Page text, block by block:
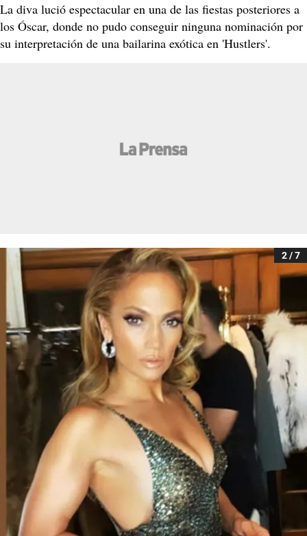
La diva lució espectacular en una de las fiestas posteriores a
los Óscar, donde no pudo conseguir ninguna nominación por
su interpretación de una bailarina exótica en 'Hustlers'.
2 / 7